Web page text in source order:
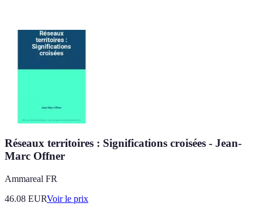
Réseaux territoires : Significations croisées - Jean-
Marc Offner
Ammareal FR
46.08 EURVoir le prix